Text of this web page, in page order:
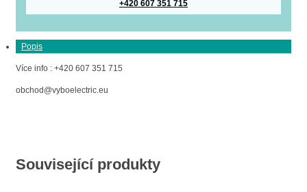
+420 607 351 715
Popis
Více info : +420 607 351 715
obchod@vyboelectric.eu
Související produkty